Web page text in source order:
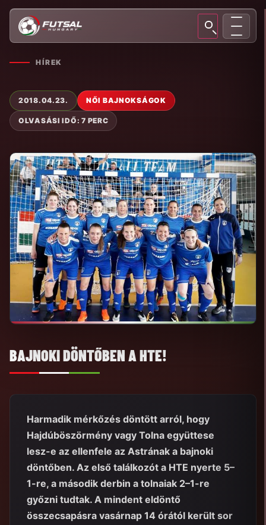
HÍREK
2018.04.23. NŐI BAJNOKSÁGOK
OLVASÁSI IDŐ: 7 PERC
BAJNOKI DÖNTŐBEN A HTE!
Harmadik mérkőzés döntött arról, hogy
Hajdúböszörmény vagy Tolna együttese
lesz-e az ellenfele az Astrának a bajnoki
döntőben. Az első találkozót a HTE nyerte 5–
1-re, a második derbin a tolnaiak 2–1-re
győzni tudtak. A mindent eldöntő
összecsapásra vasárnap 14 órától került sor